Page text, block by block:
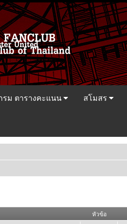
รม ตารางคะแนน สโมสร
หัวข้อ